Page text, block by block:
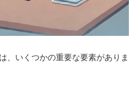
、いくつかの重要な要素がありま